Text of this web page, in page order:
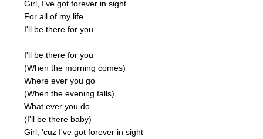
Girl, I've got forever in sight
For all of my life
I'll be there for you
I'll be there for you
(When the morning comes)
Where ever you go
(When the evening falls)
What ever you do
(I'll be there baby)
Girl, 'cuz I've got forever in sight